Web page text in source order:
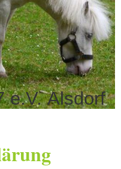
e.V. Alsdorf